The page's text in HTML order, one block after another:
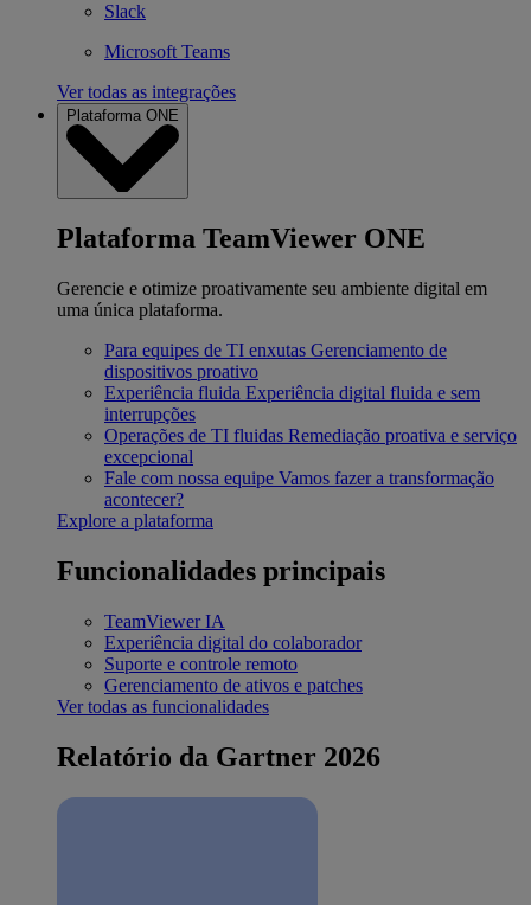
Slack
Microsoft Teams
Ver todas as integrações
Plataforma ONE
Plataforma TeamViewer ONE
Gerencie e otimize proativamente seu ambiente digital em
uma única plataforma.
Para equipes de TI enxutas Gerenciamento de
dispositivos proativo
Experiência fluida Experiência digital fluida e sem
interrupções
Operações de TI fluidas Remediação proativa e serviço
excepcional
Fale com nossa equipe Vamos fazer a transformação
acontecer?
Explore a plataforma
Funcionalidades principais
TeamViewer IA
Experiência digital do colaborador
Suporte e controle remoto
Gerenciamento de ativos e patches
Ver todas as funcionalidades
Relatório da Gartner 2026